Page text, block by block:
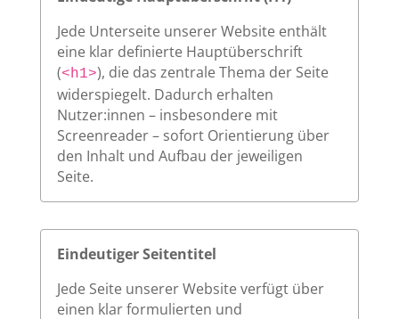
Jede Unterseite unserer Website enthält
eine klar definierte Hauptüberschrift
(<h1>), die das zentrale Thema der Seite
widerspiegelt. Dadurch erhalten
Nutzer:innen – insbesondere mit
Screenreader – sofort Orientierung über
den Inhalt und Aufbau der jeweiligen
Seite.
Eindeutiger Seitentitel
Jede Seite unserer Website verfügt über
einen klar formulierten und